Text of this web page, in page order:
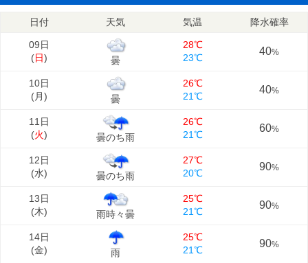
日付 天気 気温 降水確率
09日
(日) 曇
28℃
23℃
40%
10日
(月) 曇
26℃
21℃
40%
11日
(火) 曇のち雨
26℃
21℃
60%
12日
(水) 曇のち雨
27℃
20℃
90%
13日
(木) 雨時々曇
25℃
21℃
90%
14日
(金) 雨
25℃
21℃
90%